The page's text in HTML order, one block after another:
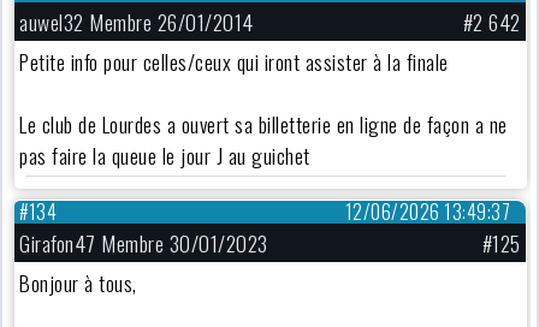
auwel32 Membre 26/01/2014
#2 642
Petite info pour celles/ceux qui iront assister à la finale
Le club de Lourdes a ouvert sa billetterie en ligne de façon a ne
pas faire la queue le jour J au guichet
12/06/2026 13:49:37
#134
Girafon47 Membre 30/01/2023
#125
Bonjour à tous,